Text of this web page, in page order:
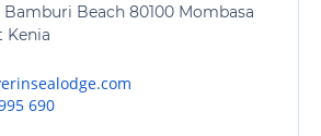
Bamburi Beach 80100 Mombasa
Kenia
690